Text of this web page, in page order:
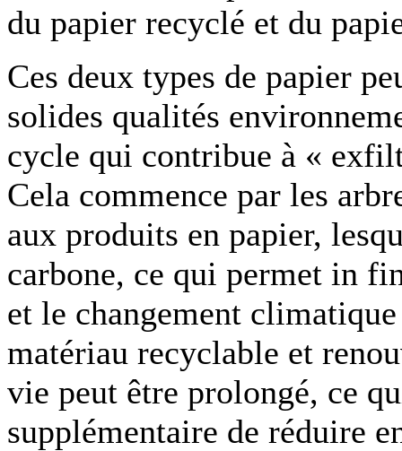
du papier recyclé et du
Ces deux types de papier
solides qualités
cycle qui contribue à «
Cela commence par les
aux produits en papier,
carbone, ce qui permet in
et le changement
matériau recyclable et
vie peut être prolongé, ce
supplémentaire de réduire